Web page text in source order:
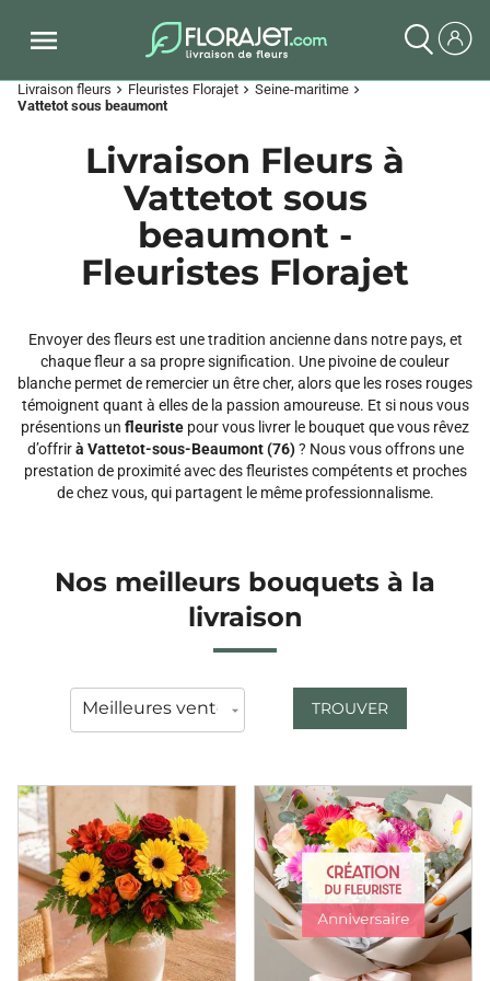
Livraison fleurs chevron_right Fleuristes Florajet chevron_right Seine-maritime chevron_right
Vattetot sous beaumont
Livraison Fleurs à
Vattetot sous
beaumont -
Fleuristes Florajet
Envoyer des fleurs est une tradition ancienne dans notre pays, et
chaque fleur a sa propre signification. Une pivoine de couleur
blanche permet de remercier un être cher, alors que les roses rouges
témoignent quant à elles de la passion amoureuse. Et si nous vous
présentions un fleuriste pour vous livrer le bouquet que vous rêvez
d’offrirà Vattetot-sous-Beaumont (76)? Nous vous offrons une
prestation de proximité avec des fleuristes compétents et proches
de chez vous, qui partagent le même professionnalisme.
Nos meilleurs bouquets à la
livraison
TROUVER